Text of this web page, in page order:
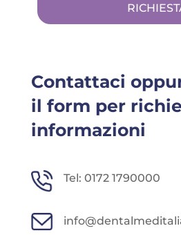
Contattaci
il form per
informazioni
Tel: 0172 1790000